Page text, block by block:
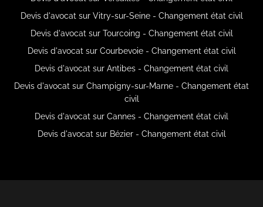
Devis d'avocat sur Vitry-sur-Seine - Changement état civil
Devis d'avocat sur Tourcoing - Changement état civil
Devis d'avocat sur Courbevoie - Changement état civil
Devis d'avocat sur Antibes - Changement état civil
Devis d'avocat sur Champigny-sur-Marne - Changement état
civil
Devis d'avocat sur Cannes - Changement état civil
Devis d'avocat sur Bézier - Changement état civil